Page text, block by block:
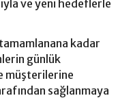
ve yeni hedeflerle
kadar
günlük
müşterilerine
sağlanmaya